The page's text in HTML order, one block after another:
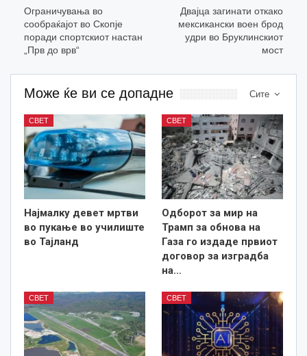
Ограничувања во
сообраќајот во Скопје
поради спортскиот настан
„Прв до врв“
Двајца загинати откако
мексикански воен брод
удри во Бруклинскиот
мост
Сите
Може ќе ви се допадне
СВЕТ
Најмалку девет мртви
во пукање во училиште
во Тајланд
СВЕТ
Одборот за мир на
Трамп за обнова на
Газа го издаде првиот
договор за изградба
на…
СВЕТ СВЕТ